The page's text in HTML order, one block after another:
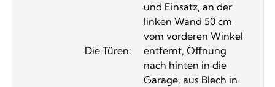
Die Türen:
und Einsatz, an der
linken Wand 50 cm
vom vorderen Winkel
entfernt, Öffnung
nach hinten in die
Garage, aus Blech in